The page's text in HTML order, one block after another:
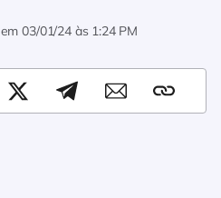
em03/01/24 às 1:24 PM